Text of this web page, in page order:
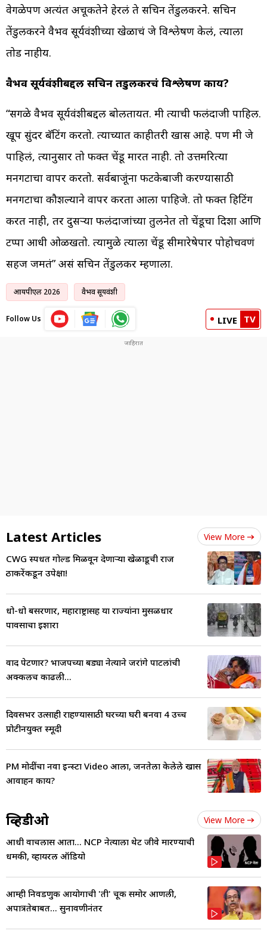
वेगळेपण अत्यंत अचूकतेने हेरलं ते सचिन तेंडुलकरने. सचिन
तेंडुलकरने वैभव सूर्यवंशीच्या खेळाचं जे विश्लेषण केलं, त्याला
तोड नाहीय.
वैभव सूर्यवंशीबद्दल सचिन तेंडुलकरचं विश्लेषण काय?
“सगळे वैभव सूर्यवंशीबद्दल बोलतायत. मी त्याची फलंदाजी पाहिली.
खूप सुंदर बॅटिंग करतो. त्याच्यात काहीतरी खास आहे. पण मी जे
पाहिलं, त्यानुसार तो फक्त चेंडू मारत नाही. तो उत्तमरित्या
मनगटाचा वापर करतो. सर्वबाजूंना फटकेबाजी करण्यासाठी
मनगटाचा कौशल्याने वापर करता आला पाहिजे. तो फक्त हिटिंग
करत नाही, तर दुसऱ्या फलंदाजांच्या तुलनेत तो चेंडूचा दिशा आणि
टप्पा आधी ओळखतो. त्यामुळे त्याला चेंडू सीमारेषेपार पोहोचवणं
सहज जमतं” असं सचिन तेंडुलकर म्हणाला.
आयपीएल 2026 वैभव सूर्यवंशी
Follow Us LIVE TV
Latest Articles View More
CWG स्पर्धेत गोल्ड मिळवून देणाऱ्या खेळाडूची राज
ठाकरेंकडून उपेक्षा!
धो-धो बसरणार, महाराष्ट्रासह या राज्यांना मुसळधार
पावसाचा इशारा
वाद पेटणार? भाजपच्या बड्या नेत्याने जरांगे पाटलांची
अक्कलच काढली...
दिवसभर उत्साही राहण्यासाठी घरच्या घरी बनवा 4 उच्च
प्रोटीनयुक्त स्मूदी
PM मोदींचा नवा इन्स्टा Video आला, जनतेला केलेले खास
आवाहन काय?
व्हिडीओ View More
आधी वाचलास आता... NCP नेत्याला थेट जीवे मारण्याची
धमकी, व्हायरल ऑडियो
आम्ही निवडणुक आयोगाची 'ती' चूक समोर आणली,
अपात्रतेबाबत... सुनावणीनंतर